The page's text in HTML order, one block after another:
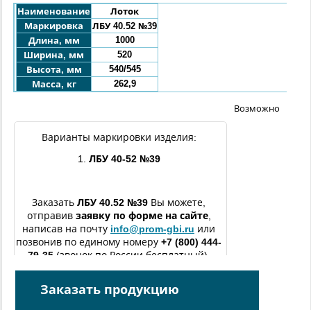
Наименование
Лоток
Маркировка
ЛБУ 40.52 №39
Длина, мм
1000
Ширина, мм
520
Высота, мм
540/545
Масса, кг
262,9
Варианты маркировки изделия:
1.
ЛБУ 40-52 №39
Заказать ЛБУ 40.52 №39 Вы можете,
отправив заявку по форме на сайте,
написав на почту info@prom-gbi.ru или
позвонив по единому номеру +7 (800) 444-
79-35 (звонок по России бесплатный).
Возможно
заказчика
Заказать продукцию